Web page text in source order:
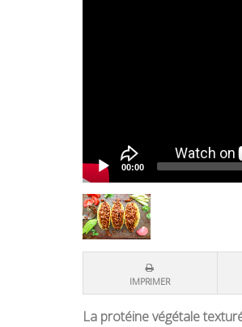
00:00
IMPRIMER
La protéine végétale